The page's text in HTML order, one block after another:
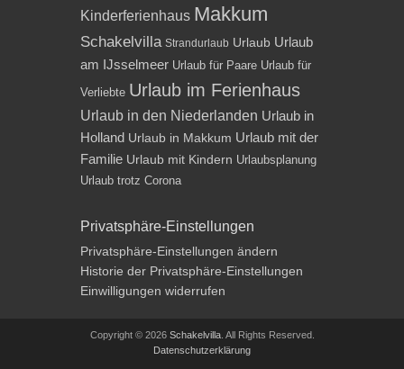
Kinderferienhaus Makkum
Schakelvilla Strandurlaub Urlaub Urlaub
am IJsselmeer Urlaub für Paare Urlaub für
Verliebte Urlaub im Ferienhaus
Urlaub in den Niederlanden Urlaub in
Holland Urlaub in Makkum Urlaub mit der
Familie Urlaub mit Kindern Urlaubsplanung
Urlaub trotz Corona
Privatsphäre-Einstellungen
Privatsphäre-Einstellungen ändern
Historie der Privatsphäre-Einstellungen
Einwilligungen widerrufen
Copyright © 2026 Schakelvilla. All Rights Reserved.
Datenschutzerklärung